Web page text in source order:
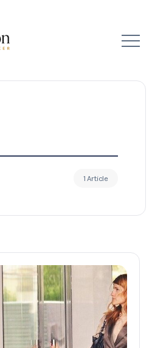
1 Article